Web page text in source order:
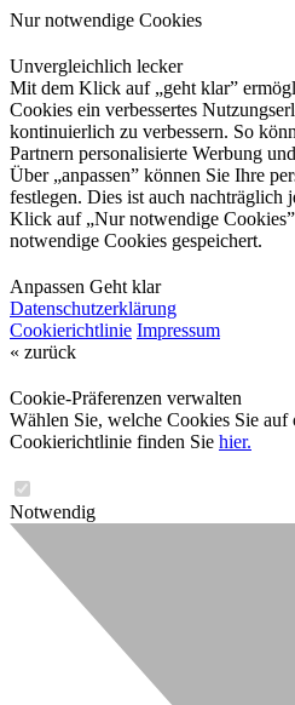
Nur notwendige Cookies
Unvergleichlich lecker
Mit dem Klick auf „geht klar”
Cookies ein verbessertes
kontinuierlich zu verbessern. So
Partnern personalisierte Werbung
Über „anpassen” können Sie Ihre
festlegen. Dies ist auch nachträglich
Klick auf „Nur notwendige
notwendige Cookies gespeichert.
Anpassen Geht klar
Datenschutzerklärung
Cookierichtlinie Impressum
« zurück
Cookie-Präferenzen verwalten
Wählen Sie, welche Cookies Sie
Cookierichtlinie finden Sie hier.
Notwendig